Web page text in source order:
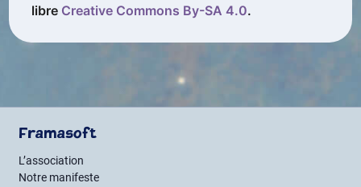
libre Creative Commons By-SA 4.0.
Framasoft
L’association
Notre manifeste